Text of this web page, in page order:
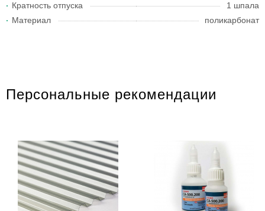
Кратность отпуска
1 шпала
Материал
поликарбонат
Персональные рекомендации